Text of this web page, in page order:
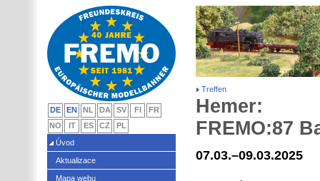
Treffen
Hemer:
FREMO:87
07.03.–09.03.2025
DE EN NL DA SV FI
FR
NO
IT ES CZ
PL
Úvod
Aktualizace
Mapa webu